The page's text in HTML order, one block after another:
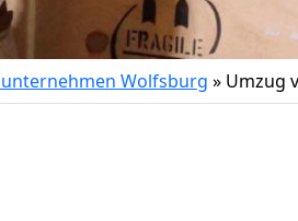
Wolfsburg » Umzug